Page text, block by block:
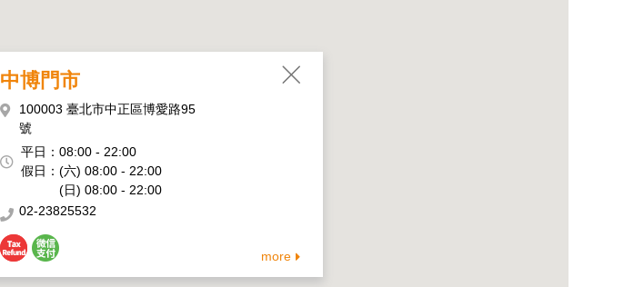
中博門市
100003 臺北市中正區博愛路95
號
平日：
假日：
08:00 - 22:00
(六) 08:00 - 22:00
(日) 08:00 - 22:00
02-23825532
more